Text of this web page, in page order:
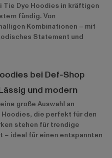
Tie Dye Hoodies in kräftigen
fündig. Von
Kombinationen – mit
Statement und
bei Def-Shop
und modern
große Auswahl an
Hoodies, die perfekt für den
stehen für trendige
– ideal für einen entspannten